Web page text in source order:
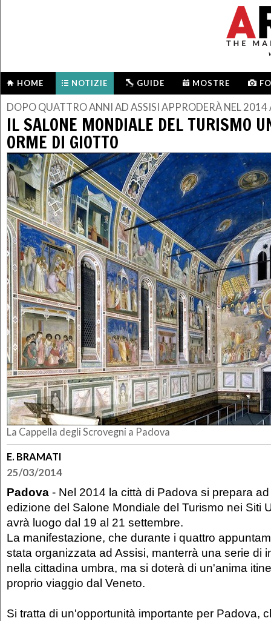
HOME NOTIZIE GUIDE MOSTRE
DOPO QUATTRO ANNI AD ASSISI APPRODERÀ NEL 2014
IL SALONE MONDIALE DEL TURISMO
ORME DI GIOTTO
La Cappella degli Scrovegni a Padova
E. BRAMATI
25/03/2014
Padova - Nel 2014 la città di Padova si prepara
edizione del Salone Mondiale del Turismo nei Siti
avrà luogo dal 19 al 21 settembre.
La manifestazione, che durante i quattro
stata organizzata ad Assisi, manterrà una serie di
nella cittadina umbra, ma si doterà di un'anima
proprio viaggio dal Veneto.
Si tratta di un'opportunità importante per Padova,